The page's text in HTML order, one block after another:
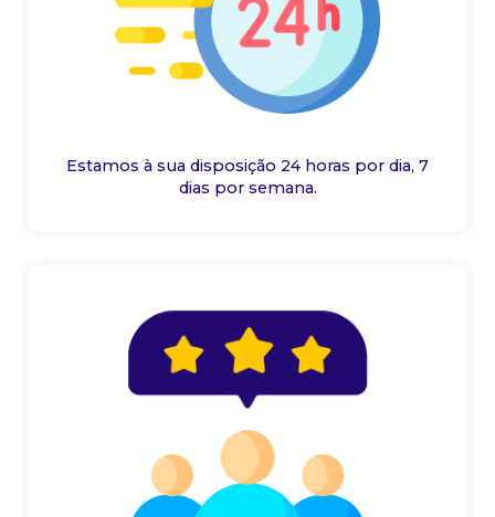
Estamos à sua disposição 24 horas por dia, 7
dias por semana.